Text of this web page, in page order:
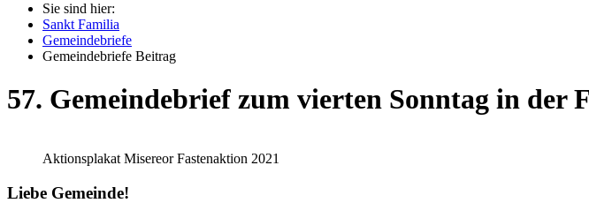
Sie sind hier:
Sankt Familia
Gemeindebriefe
Gemeindebriefe Beitrag
57. Gemeindebrief zum vierten Sonntag in der
Aktionsplakat Misereor Fastenaktion 2021
Liebe Gemeinde!